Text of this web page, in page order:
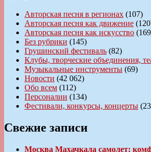
Авторская песня в регионах (107)
Авторская песня как движение
Авторская песня как искусство
Без рубрики (145)
Грушинский фестиваль (82)
Клубы, творческие объединения,
Музыкальные инструменты (69)
Новости (42 062)
Обо всем (112)
Персоналии (134)
Фестивали, конкурсы, концерты
Свежие записи
Москва Махачкала самолет: